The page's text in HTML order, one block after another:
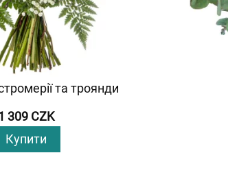
та троянди
309 CZK
Купити